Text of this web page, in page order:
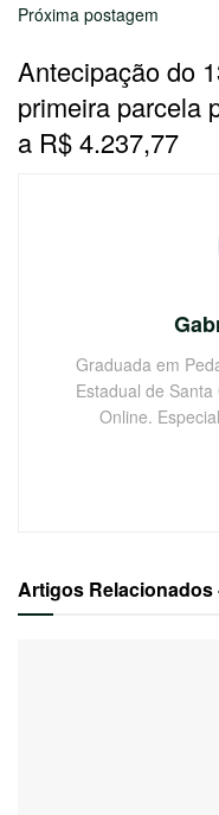
Próxima postagem
Antecipação do
primeira parcela
a R$ 4.237,77
Graduada em
Estadual de
Online.
Artigos Relacionados